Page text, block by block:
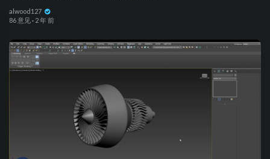
alwood127
86 意见· 2 年 前